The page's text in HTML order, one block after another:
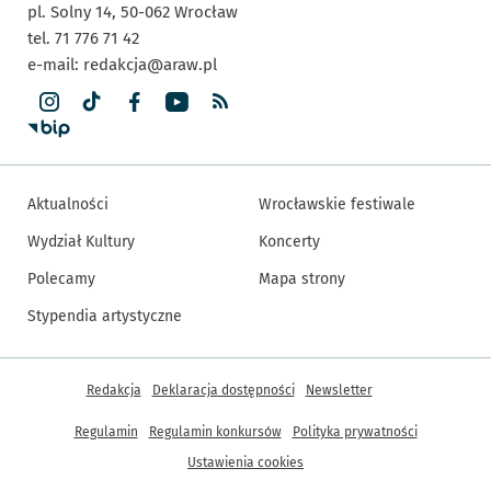
pl. Solny 14, 50-062 Wrocław
tel. 71 776 71 42
e-mail: redakcja@araw.pl
Aktualności
Wydział Kultury
Polecamy
Stypendia artystyczne
Wrocławskie festiwale
Koncerty
Mapa strony
Inne informacje
Redakcja Deklaracja dostępności Newsletter
Regulamin Regulamin konkursów
Polityka prywatności
Ustawienia cookies